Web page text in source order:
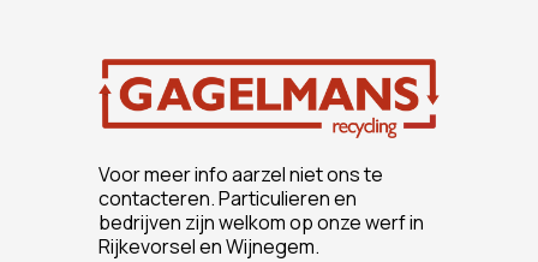
Voor meer info aarzel niet ons te
contacteren. Particulieren en
bedrijven zijn welkom op onze werf in
Rijkevorsel en Wijnegem.